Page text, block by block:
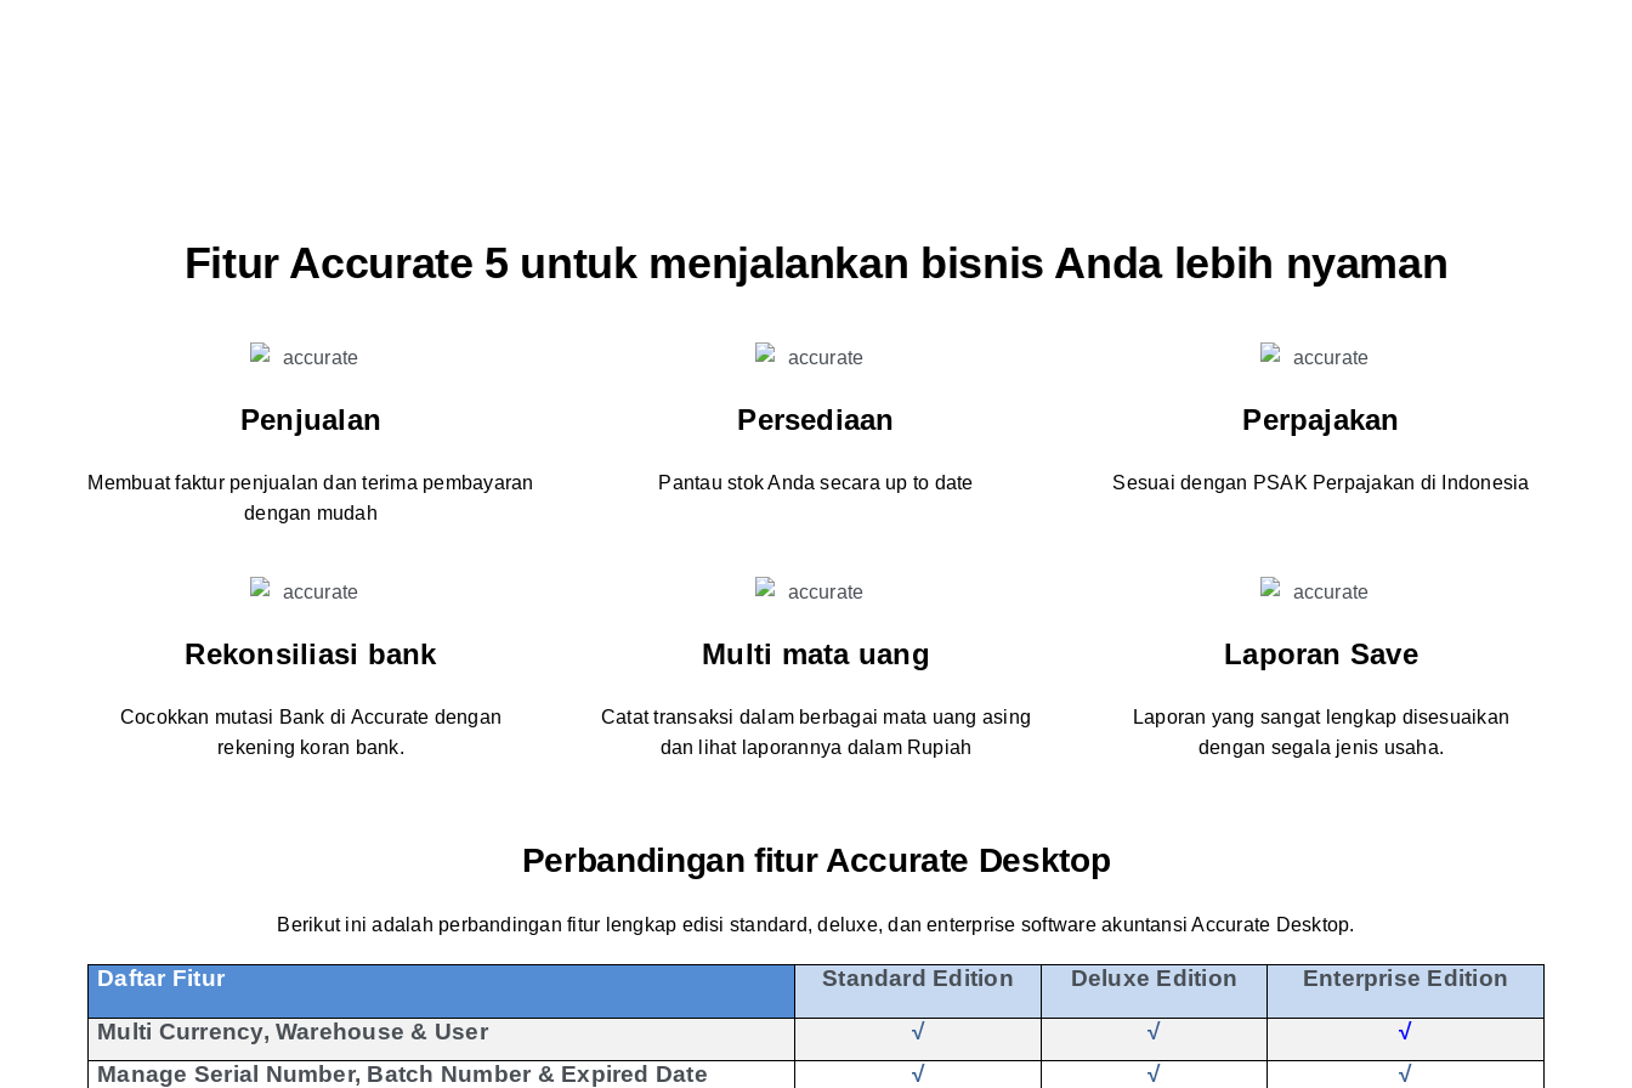
Fitur Accurate 5 untuk menjalankan bisnis Anda lebih nyaman
Penjualan
Membuat faktur penjualan dan terima pembayaran
dengan mudah
Persediaan
Pantau stok Anda secara up to date
Perpajakan
Sesuai dengan PSAK Perpajakan di Indonesia
Rekonsiliasi bank
Cocokkan mutasi Bank di Accurate dengan
rekening koran bank.
Multi mata uang
Catat transaksi dalam berbagai mata uang asing
dan lihat laporannya dalam Rupiah
Laporan Save
Laporan yang sangat lengkap disesuaikan
dengan segala jenis usaha.
Perbandingan fitur Accurate Desktop
Berikut ini adalah perbandingan fitur lengkap edisi standard, deluxe, dan enterprise software akuntansi Accurate Desktop.
Daftar Fitur Standard Edition Deluxe Edition Enterprise Edition
Multi Currency, Warehouse & User √ √
√
Manage Serial Number, Batch Number & Expired Date
√ √ √